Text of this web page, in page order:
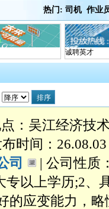
热门:司机 作业
诚聘英才
：吴江经济技
时间：26.08.03
司
| 公司性质
专以上学历;2、
的应变能力，